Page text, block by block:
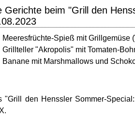
Gerichte beim "Grill den
Meeresfrüchte-Spieß mit Grillgemüse
Grillteller "Akropolis" mit Tomaten-
Banane mit Marshmallows und
"Grill den Henssler Sommer-